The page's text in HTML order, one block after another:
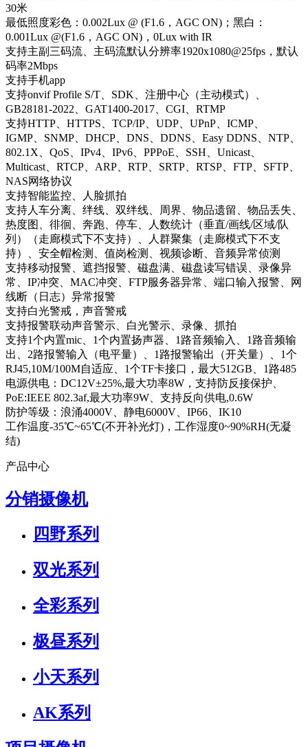
30米
最低照度彩色：0.002Lux @ (F1.6，AGC ON)；黑白：
0.001Lux @(F1.6，AGC ON)，0Lux with IR
支持主副三码流、主码流默认分辨率1920x1080@25fps，默认
码率2Mbps
支持手机app
支持onvif Profile S/T、SDK、注册中心（主动模式）、
GB28181-2022、GAT1400-2017、CGI、RTMP
支持HTTP、HTTPS、TCP/IP、UDP、UPnP、ICMP、
IGMP、SNMP、DHCP、DNS、DDNS、Easy DDNS、NTP、
802.1X、QoS、IPv4、IPv6、PPPoE、SSH、Unicast、
Multicast、RTCP、ARP、RTP、SRTP、RTSP、FTP、SFTP、
NAS网络协议
支持智能监控、人脸抓拍
支持人车分离、绊线、双绊线、周界、物品遗留、物品丢失、
热度图、徘徊、奔跑、停车、人数统计（垂直/画线/区域/队
列）（走廊模式下不支持）、人群聚集（走廊模式下不支
持）、安全帽检测、值岗检测、视频诊断、音频异常侦测
支持移动报警、遮挡报警、磁盘满、磁盘读写错误、录像异
常、IP冲突、MAC冲突、FTP服务器异常、端口输入报警、网
线断（日志）异常报警
支持白光警戒，声音警戒
支持报警联动声音警示、白光警示、录像、抓拍
支持1个内置mic、1个内置扬声器、1路音频输入、1路音频输
出、2路报警输入（电平量）、1路报警输出（开关量）、1个
RJ45,10M/100M自适应、1个TF卡接口，最大512GB、1路485
电源供电：DC12V±25%,最大功率8W，支持防反接保护、
PoE:IEEE 802.3af,最大功率9W、支持反向供电,0.6W
防护等级：浪涌4000V、静电6000V、IP66、IK10
工作温度-35℃~65℃(不开补光灯)，工作湿度0~90%RH(无凝
结)
产品中心
分销摄像机
四野系列
双光系列
全彩系列
极昼系列
小天系列
AK系列